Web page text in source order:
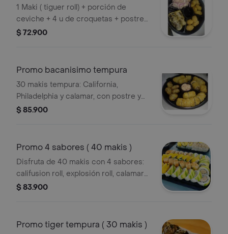
1 Maki ( tiguer roll) + porción de
ceviche + 4 u de croquetas + postre
banana tempura . .
$ 72.900
Promo bacanisimo tempura
30 makis tempura: California,
Philadelphia y calamar, con postre y
porción de dinamita.
$ 85.900
Promo 4 sabores ( 40 makis )
Disfruta de 40 makis con 4 sabores:
califusion roll, explosión roll, calamar
roll y phila roll.
$ 83.900
Promo tiger tempura ( 30 makis )